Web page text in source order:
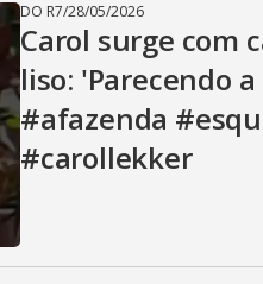
DO R7/28/05/2026
Carol surge com
liso: 'Parecendo
#afazenda
#carollekker